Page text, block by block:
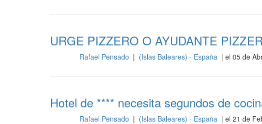
URGE PIZZERO O AYUDANTE
Rafael Pensado | (Islas Baleares) - España | el 05 de
Hotel de **** necesita segundos de
Rafael Pensado | (Islas Baleares) - España | el 21 de